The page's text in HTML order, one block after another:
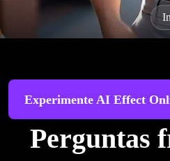
Experimente AI Effect
Perguntas